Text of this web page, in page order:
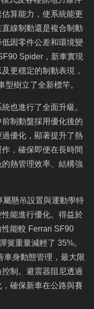
算能力，使系統能更
線制動還是複合制動
低因零件公差和環境變
Spider ，新車實現
更穩定的制動表現，
型樹立了全新標竿。
也進行了全面升級。
制動盤採用優化後的
優化，顯著提升了熱
，確保即便在長時間
熱管理效率、結構強
屬懸吊設置與運動學特
能進行優化。得益於
能較 Ferrari SF90
簧重量減輕了 35%。
車身動態管理，最大限
制。避震器阻尼透過
確保新車在公路與賽